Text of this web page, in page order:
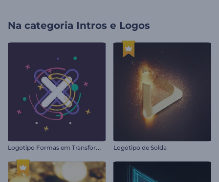
Na categoria Intros e Logos
L
ogotipo Formas em Transformação Logotipo de Solda